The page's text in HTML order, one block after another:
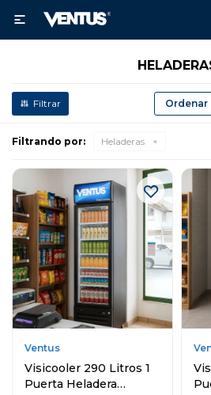

Filtrando por: Heladeras
Ventus
Visicooler 290 Litros 1
Puerta Heladera